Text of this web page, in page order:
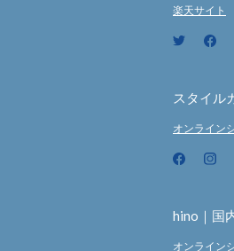
楽天サイト
スタイル
オンライン
hino｜国
オンライン